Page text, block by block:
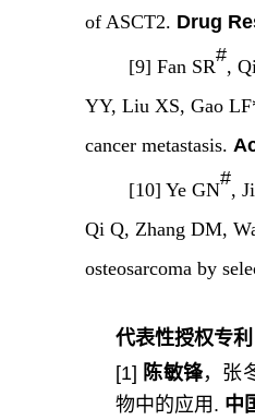
of ASCT2. Drug
[9] Fan SR
#
,
YY, Liu XS, Gao
cancer metastasis.
[10] Ye GN
#
,
Qi Q, Zhang DM,
osteosarcoma by
代表性授权专利
[1] 陈敏锋，张
物中的应用. 中